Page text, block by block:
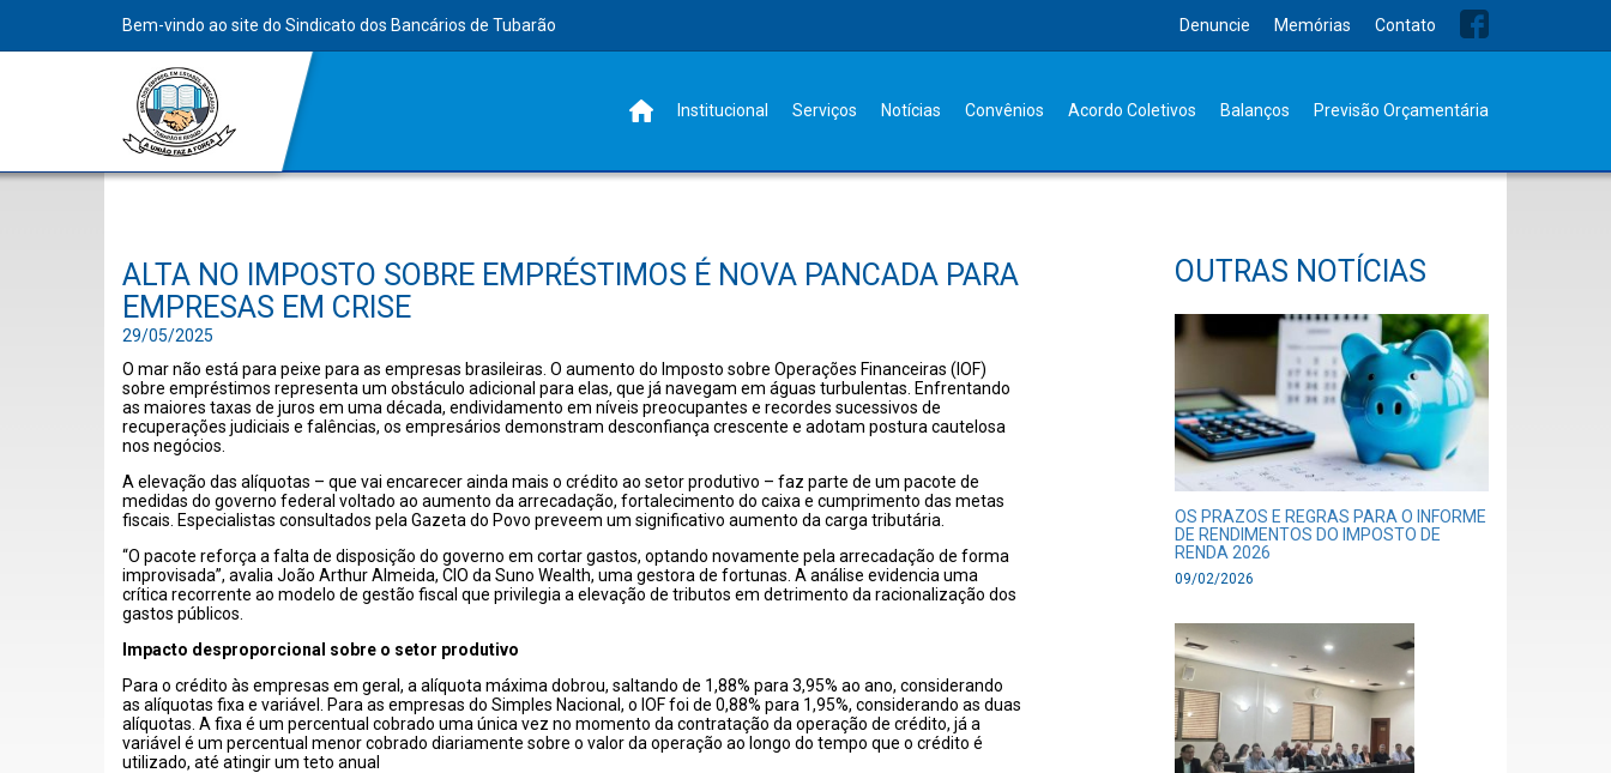
Bem-vindo ao site do Sindicato dos Bancários de Tubarão Denuncie Memórias Contato
Institucional Serviços Notícias Convênios Acordo Coletivos Balanços Previsão Orçamentária
ALTA NO IMPOSTO SOBRE EMPRÉSTIMOS É NOVA PANCADA PARA
EMPRESAS EM CRISE
29/05/2025
O mar não está para peixe para as empresas brasileiras. O aumento do Imposto sobre Operações Financeiras (IOF)
sobre empréstimos representa um obstáculo adicional para elas, que já navegam em águas turbulentas. Enfrentando
as maiores taxas de juros em uma década, endividamento em níveis preocupantes e recordes sucessivos de
recuperações judiciais e falências, os empresários demonstram desconfiança crescente e adotam postura cautelosa
nos negócios.
A elevação das alíquotas – que vai encarecer ainda mais o crédito ao setor produtivo – faz parte de um pacote de
medidas do governo federal voltado ao aumento da arrecadação, fortalecimento do caixa e cumprimento das metas
fiscais. Especialistas consultados pela Gazeta do Povo preveem um significativo aumento da carga tributária.
“O pacote reforça a falta de disposição do governo em cortar gastos, optando novamente pela arrecadação de forma
improvisada”, avalia João Arthur Almeida, CIO da Suno Wealth, uma gestora de fortunas. A análise evidencia uma
crítica recorrente ao modelo de gestão fiscal que privilegia a elevação de tributos em detrimento da racionalização dos
gastos públicos.
Impacto desproporcional sobre o setor produtivo
Para o crédito às empresas em geral, a alíquota máxima dobrou, saltando de 1,88% para 3,95% ao ano, considerando
as alíquotas fixa e variável. Para as empresas do Simples Nacional, o IOF foi de 0,88% para 1,95%, considerando as duas
alíquotas. A fixa é um percentual cobrado uma única vez no momento da contratação da operação de crédito, já a
variável é um percentual menor cobrado diariamente sobre o valor da operação ao longo do tempo que o crédito é
utilizado, até atingir um teto anual
OUTRAS NOTÍCIAS
OS PRAZOS E REGRAS PARA O INFORME
DE RENDIMENTOS DO IMPOSTO DE
RENDA 2026
09/02/2026